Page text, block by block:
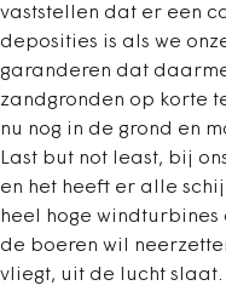
vaststellen dat er een
deposities is als we
garanderen dat
zandgronden op korte
nu nog in de grond en
Last but not least, bij
en het heeft er alle
heel hoge
de boeren wil
vliegt, uit de lucht